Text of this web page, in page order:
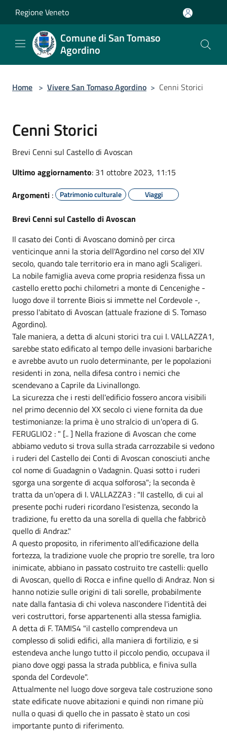
Regione Veneto
Comune di San Tomaso
Agordino
Home > Vivere San Tomaso Agordino > Cenni Storici
Cenni Storici
Brevi Cenni sul Castello di Avoscan
Ultimo aggiornamento: 31 ottobre 2023, 11:15
Argomenti : Patrimonio culturale Viaggi
Brevi Cenni sul Castello di Avoscan
Il casato dei Conti di Avoscano dominò per circa
venticinque anni la storia dell'Agordino nel corso del XIV
secolo, quando tale territorio era in mano agli Scaligeri.
La nobile famiglia aveva come propria residenza fissa un
castello eretto pochi chilometri a monte di Cencenighe -
luogo dove il torrente Biois si immette nel Cordevole -,
presso l'abitato di Avoscan (attuale frazione di S. Tomaso
Agordino).
Tale maniera, a detta di alcuni storici tra cui I. VALLAZZA1,
sarebbe stato edificato al tempo delle invasioni barbariche
e avrebbe avuto un ruolo determinante, per le popolazioni
residenti in zona, nella difesa contro i nemici che
scendevano a Caprile da Livinallongo.
La sicurezza che i resti dell'edificio fossero ancora visibili
nel primo decennio del XX secolo ci viene fornita da due
testimonianze: la prima è uno stralcio di un'opera di G.
FERUGLIO2 : " [.. ] Nella frazione di Avoscan che come
abbiamo veduto si trova sulla strada carrozzabile si vedono
i ruderi del Castello dei Conti di Avoscan conosciuti anche
col nome di Guadagnin o Vadagnin. Quasi sotto i ruderi
sgorga una sorgente di acqua solforosa"; la seconda è
tratta da un'opera di I. VALLAZZA3 : "Il castello, di cui al
presente pochi ruderi ricordano l'esistenza, secondo la
tradizione, fu eretto da una sorella di quella che fabbricò
quello di Andraz."
A questo proposito, in riferimento all'edificazione della
fortezza, la tradizione vuole che proprio tre sorelle, tra loro
inimicate, abbiano in passato costruito tre castelli: quello
di Avoscan, quello di Rocca e infine quello di Andraz. Non si
hanno notizie sulle origini di tali sorelle, probabilmente
nate dalla fantasia di chi voleva nascondere l'identità dei
veri costruttori, forse appartenenti alla stessa famiglia.
A detta di F. TAMIS4 "il castello comprendeva un
complesso di solidi edifici, alla maniera di fortilizio, e si
estendeva anche lungo tutto il piccolo pendio, occupava il
piano dove oggi passa la strada pubblica, e finiva sulla
sponda del Cordevole".
Attualmente nel luogo dove sorgeva tale costruzione sono
state edificate nuove abitazioni e quindi non rimane più
nulla o quasi di quello che in passato è stato un cosi
importante punto di riferimento.